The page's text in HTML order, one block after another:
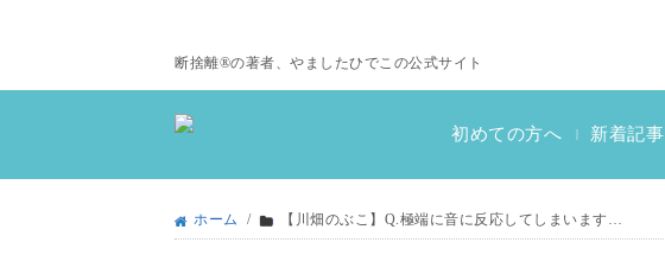
断捨離®の著者、やましたひでこの公式サイト
初めての方へ | 新着記事
ホーム / 【川畑のぶこ】Q.極端に音に反応してしまいます…